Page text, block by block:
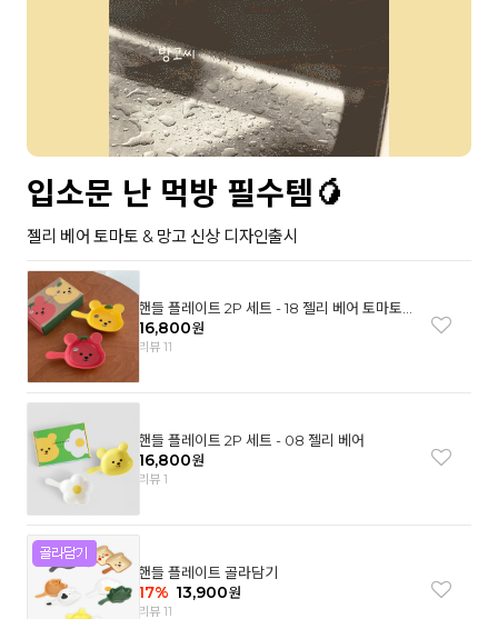
입소문 난 먹방 필수템🥭
젤리 베어 토마토 & 망고 신상 디자인출시
핸들 플레이트 2P 세트 - 18 젤리 베어 토마토
& 망고
16,800원
리뷰 11
핸들 플레이트 2P 세트 - 08 젤리 베어
16,800원
리뷰 1
핸들 플레이트 골라담기
17% 13,900원
리뷰 11